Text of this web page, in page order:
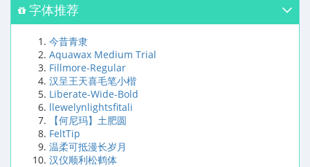
字体推荐
今昔青隶
Aquawax Medium Trial
Fillmore-Regular
汉呈王天喜毛笔小楷
Liberate-Wide-Bold
llewelynlightsfitali
【何尼玛】土肥圆
FeltTip
温柔可抵漫长岁月
汉仪顺利松鹤体